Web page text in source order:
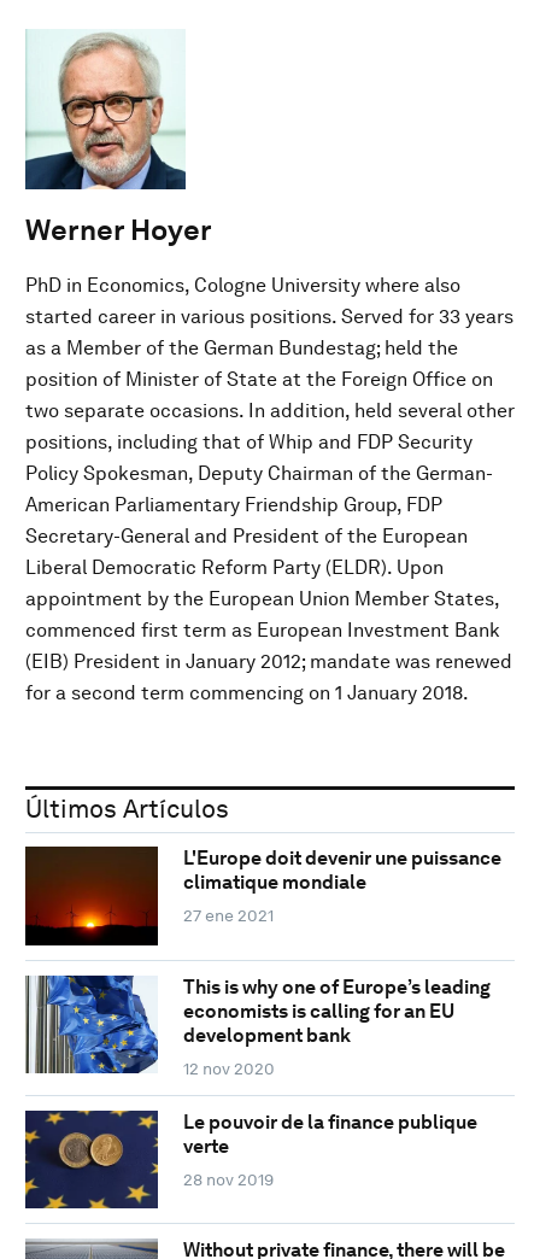
Werner Hoyer
PhD in Economics, Cologne University where also
started career in various positions. Served for 33 years
as a Member of the German Bundestag; held the
position of Minister of State at the Foreign Office on
two separate occasions. In addition, held several other
positions, including that of Whip and FDP Security
Policy Spokesman, Deputy Chairman of the German-
American Parliamentary Friendship Group, FDP
Secretary-General and President of the European
Liberal Democratic Reform Party (ELDR). Upon
appointment by the European Union Member States,
commenced first term as European Investment Bank
(EIB) President in January 2012; mandate was renewed
for a second term commencing on 1 January 2018.
Últimos Artículos
L'Europe doit devenir une puissance
climatique mondiale
27 ene 2021
This is why one of Europe’s leading
economists is calling for an EU
development bank
12 nov 2020
Le pouvoir de la finance publique
verte
28 nov 2019
Without private finance, there will be